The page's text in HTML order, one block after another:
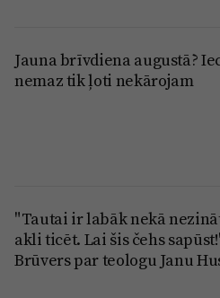
Jauna brīvdiena augustā?
nemaz tik ļoti nekārojam
"Tautai ir labāk nekā
akli ticēt. Lai šis čehs
Brūvers par teologu Janu